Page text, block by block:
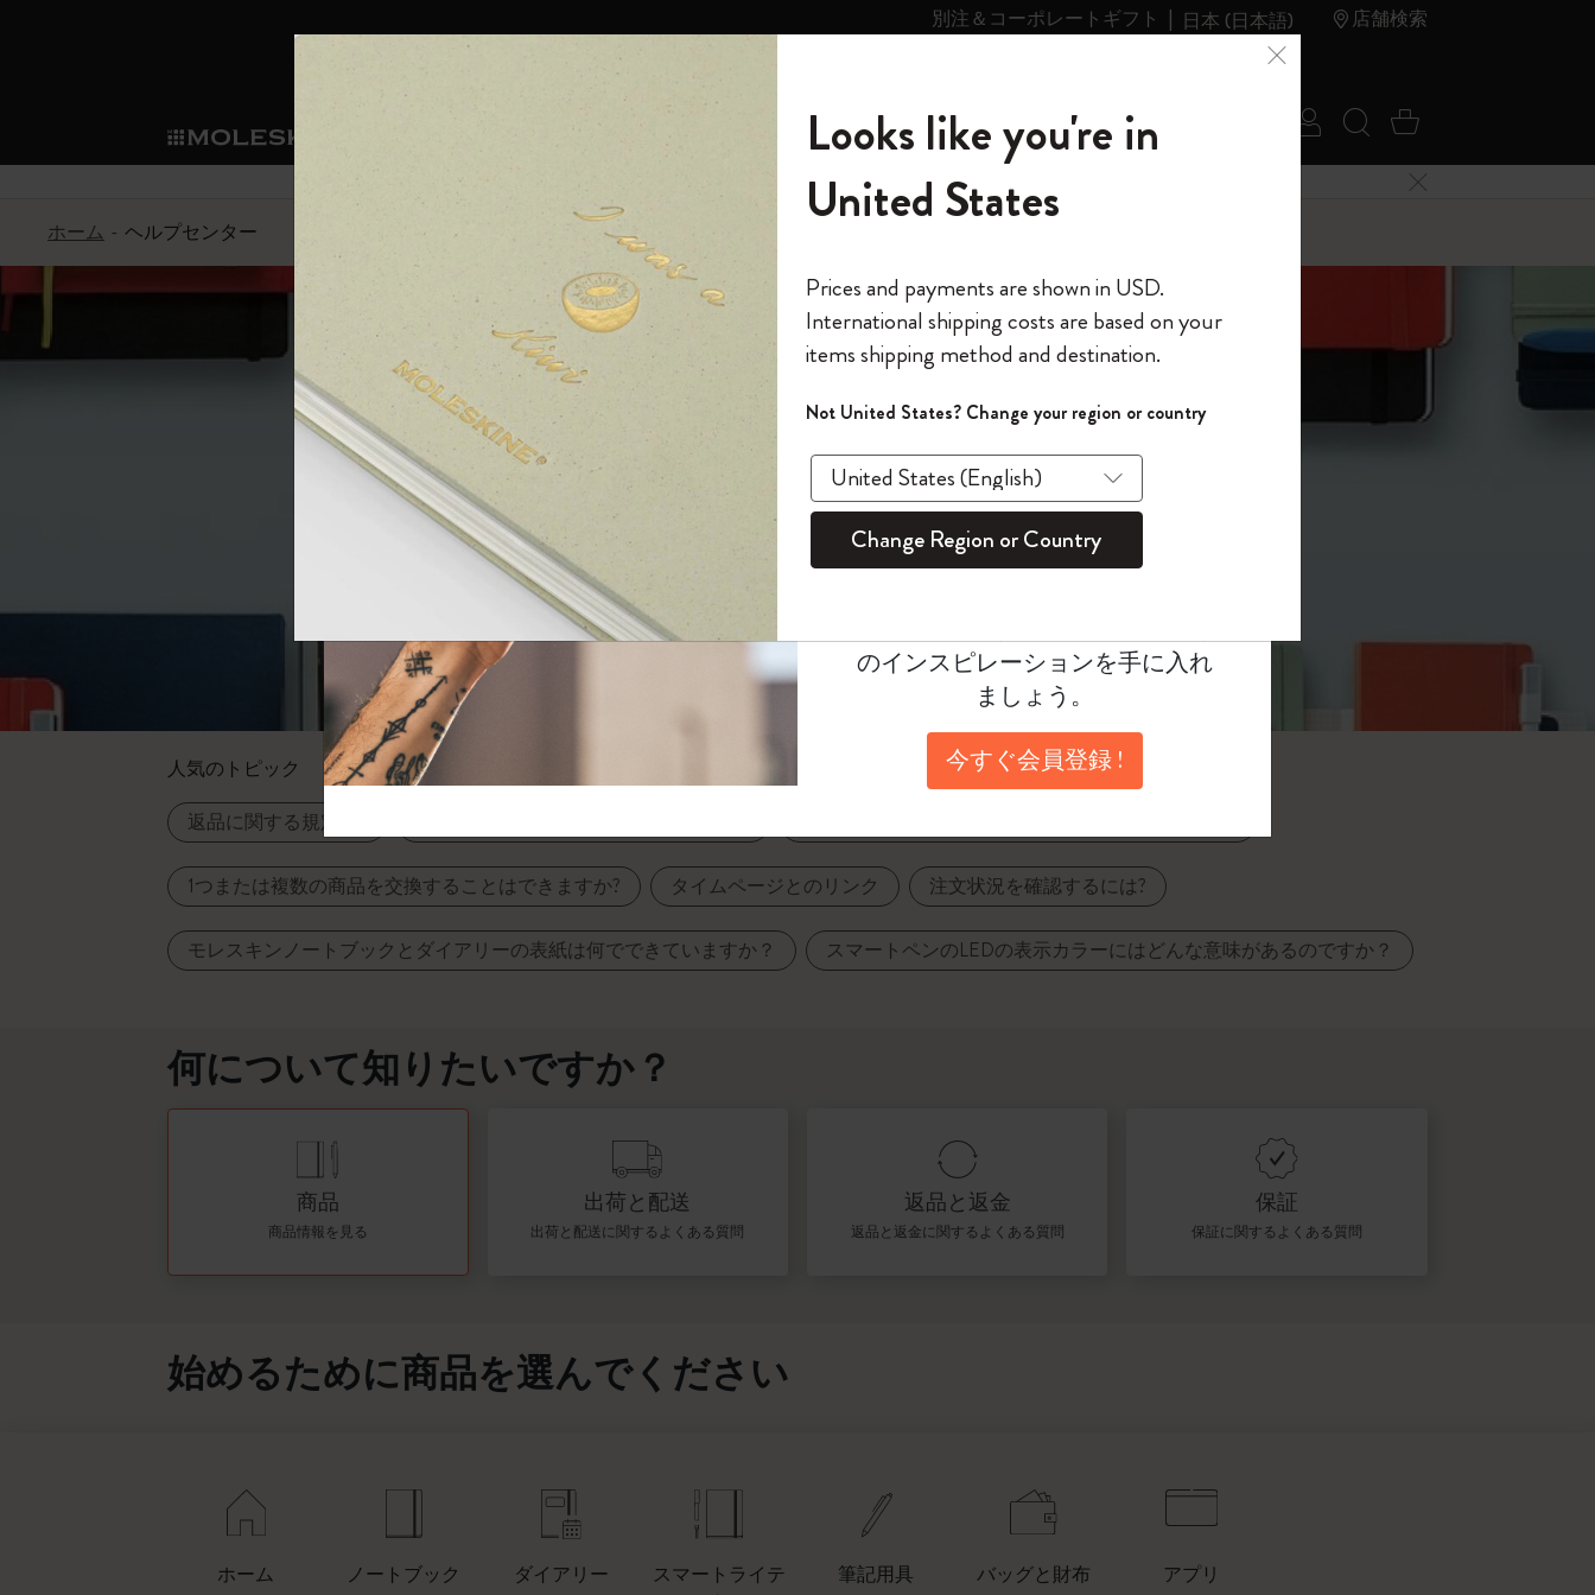
別注＆コーポレートギフト 日本 (日本語) 店舗検索
ショ
ノートブック
ノートブック
The Original Notebook
ミニノートブックチャーム
カイエ ＆ ジャーナル
セット
パッションジャーナル
スチューデントカイエジャーナル
サブカテゴリ
ダイアリー
パーソナル・ダイアリー
12カ月ダイアリー
15ヶ月プランナー
ウィークリープランナー
デイリープランナー
マンスリープランナー
ライフプランナー・コレクション
アカデミック・プランナー
モレスキンスマート
サブカテゴリ
すべて見る
スマートライティング・システム
モレスキンスマートスマートとは
アプリ・サービス
ライティングツール
サブカテゴリ
モレスキンスマート
Blackwing x モレスキン
Kaweco x モレスキン
ペン & ペンシル
限定版ノートブック
Reframe サングラス
ムーミン コレクション
キム・ジョンギコレクション
「Alice's Adventures in Wonderland」コレ
『ロード・オブ・ザ・リング』コレク
カラーパターン ノートブック
サクラコレクション
馬年コレクション
ISSEY MIYAKE | モレスキン のコレク
ション
ナサにインスパイアされたコレクショ
ン
ン
プレシャス & エシカル コレクション
City Guide Notebooks LUXE x モレスキ
アイ アム ザ シティ コレクション
Mardi Mercredi × モレスキン
ハリー・ポッターの呪文コレクション
キム・ジョンギコレクション
Impressions of Impressionism コレクショ
ン
カサ・バトリョ 限定版コレクション
ゴッホ美術館
バッグ
サブカテゴリ
すべて見る
バックパック
限定版バックパック
Shopper paper – made Collection
アートを愛する方への贈り物
プロフェッショナルへの贈り物
ミニマリストへの贈り物
マキシマリストへの贈り物
健康を愛する方への贈り物です
趣味を愛する方へのギフト
サブカテゴリ
カントリー・テーマ・ピンズ・コレク
ション
パッチ
サブカテゴリ
プライドをいつも胸に
Mardi Mercredi × モレスキン
スマートライティング・シス
テム
サブカテゴリ
スマートライティング・システム
スマートノートブック
スマートダイアリー
モレスキンスマートスマート
アプリ・サービス
サブカテゴリ
Notes
モレスキン Journal
モレスキン Planner
パーソナライズサ
ービス
サブカテゴリ
カスタムダイアリー
カスタムノートブック
和紙テープ
ミニノートブックチャーム
別注＆コーポレートギフト
リー
の世界
サブカテゴリ
モレスキンメンバーシップ
我々の歴史
モレスキンのマニフェスト
ペンと紙の力
持続可能な創造性
ール
ログイン
今すぐメンバー登録
ウェルカムオファー: 次回のご購入時に10% オフと送料無料
通常特典: パーソナライズの2冊ご購入で1冊無料
バースデー特典: 1回限りの割引（1ヶ月有効）
先行プレビュー: 新作コレクションへの先行アクセス
伝説的なお得情報: 会員限定の特別サプライズ
セールへの早期アクセス: お得な情報をいち早くチェック
モレスキン限定イベント: 優先アクセス
返品期間の延長: 1ヶ月間
モレスキンの世界へようこそ
*メールアドレス
パスワードを表示
*パスワード
このデバイスで情報を保存する
ログイン
検索 (キーワード
カート 0 アイ
6,500円以上のご購入で送料無料
メニューを閉じる
ホーム
ヘルプセンター
こんにちは。どのようなご用件でしょうか?
検索
回答を見つける
人気のトピック
返品に関する規定は?
1つまたは複数の商品を交換することはできますか? タイムページとのリンク 注文状況を確認するには?
モレスキンノートブックとダイアリーの表紙は何でできていますか？ スマートペンのLEDの表示カラーにはどんな意味があるのですか？
何について知りたいですか？
商品
商品情報を見る
出荷と配送
出荷と配送に関するよくある質問
返品と返金
返品と返金に関するよくある質問
保証
保証に関するよくある質問
始めるために商品を選んでください
ホーム ノートブック ダイアリー
スマートライテ
筆記用具 バッグと財布 アプリ
モレスキンの世界へようこそ
今すぐ会員登録して、コード
「WELCOME10」を入力すると、初
回注文が10%オフ＋送料無料になり
ます。セール・アウトレット品は
適用外。
のインスピレーションを手に入れ
ましょう。
今すぐ会員登録 !
Looks like you're in
United States
Prices and payments are shown in USD.
International shipping costs are based on your
items shipping method and destination.
Not United States? Change your region or country
Change Region or Country